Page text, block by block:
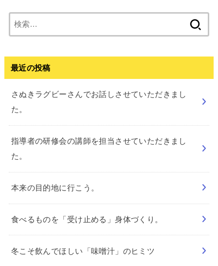
索:
最近の投稿
さぬきラグビーさんでお話しさせていただきまし
た。
指導者の研修会の講師を担当させていただきまし
た。
本来の目的地に行こう。
食べるものを「受け止める」身体づくり。
冬こそ飲んでほしい「味噌汁」のヒミツ